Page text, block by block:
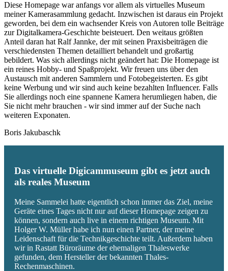
Diese Homepage war anfangs vor allem als virtuelles Museum
meiner Kamerasammlung gedacht. Inzwischen ist daraus ein Projekt
geworden, bei dem ein wachsender Kreis von Autoren tolle Beiträge
zur Digitalkamera-Geschichte beisteuert. Den weitaus größten
Anteil daran hat Ralf Jannke, der mit seinen Praxisbeiträgen die
verschiedensten Themen detailliert behandelt und großartig
bebildert. Was sich allerdings nicht geändert hat: Die Homepage ist
ein reines Hobby- und Spaßprojekt. Wir freuen uns über den
Austausch mit anderen Sammlern und Fotobegeisterten. Es gibt
keine Werbung und wir sind auch keine bezahlten Influencer. Falls
Sie allerdings noch eine spannene Kamera herumliegen haben, die
Sie nicht mehr brauchen - wir sind immer auf der Suche nach
weiteren Exponaten.
Boris Jakubaschk
Das virtuelle Digicammuseum gibt es jetzt auch
als reales Museum
Meine Sammelei hatte eigentlich schon immer das Ziel, meine
Geräte eines Tages nicht nur auf dieser Homepage zeigen zu
können, sondern auch live in einem richtigen Museum. Mit
Holger W. Müller habe ich nun einen Partner, der meine
Leidenschaft für die Technikgeschichte teilt. Außerdem haben
wir in Rastatt Büroräume der ehemaligen Thaleswerke
gefunden, dem Hersteller der bekannten Thales-
Rechenmaschinen.